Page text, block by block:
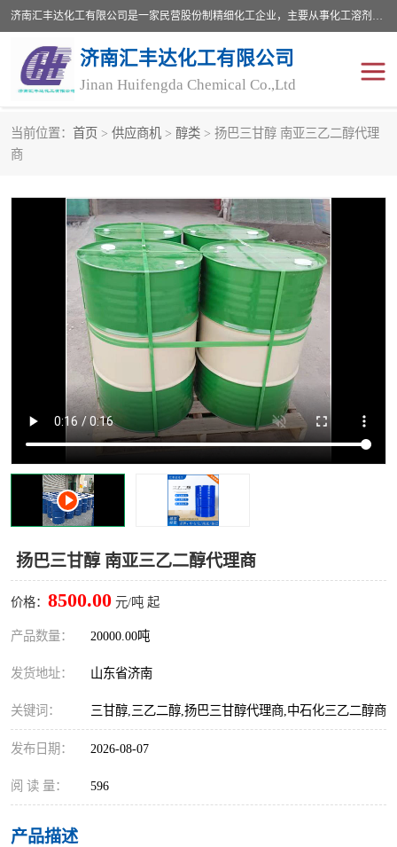
济南汇丰达化工有限公司是一家民营股份制精细化工企业，主要从事化工溶剂、药用辅料、合成中间体等深加工产品的研制开发、生产、销售和进出口贸易。主营产品：环氧丙烷，十二烷基苯，甲基磺酸，磺酸，DMF，DMAC，甘油，苯甲醇，乙酰氯，甲基丙烯酸，甲基丙烯酸甲酯，叔丁醇，异辛酸，二乙烯三胺，一乙，二乙‎，三乙醇胺，原乙酸三甲酯等化工产品及中间体。欢迎各界朋友洽谈咨询业务。
济南汇丰达化工有限公司
Jinan Huifengda Chemical Co.,Ltd
当前位置： 首页 > 供应商机 > 醇类 > 扬巴三甘醇 南亚三乙二醇代理
商
扬巴三甘醇 南亚三乙二醇代理商
价格： 8500.00 元/吨 起
产品数量： 20000.00吨
发货地址： 山东省济南
关键词： 三甘醇,三乙二醇,扬巴三甘醇代理商,中石化三乙二醇商
发布日期： 2026-08-07
阅 读 量： 596
产品描述
醇类 醚类
酚类
羧酸衍生物 无机化工原料
无机盐 有机溶剂
添加剂助剂 十二烷基苯
十二烷基苯磺酸 甲醇钠
乙醇钠
丙二醇甲醚醋酸酯 丙酸乙酯
醛类
酯类
烷烃化工原料 合成中间体